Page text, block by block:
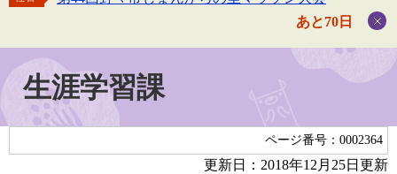
あと70日
生涯学習課
ページ番号：0002364
更新日：2018年12月25日更新